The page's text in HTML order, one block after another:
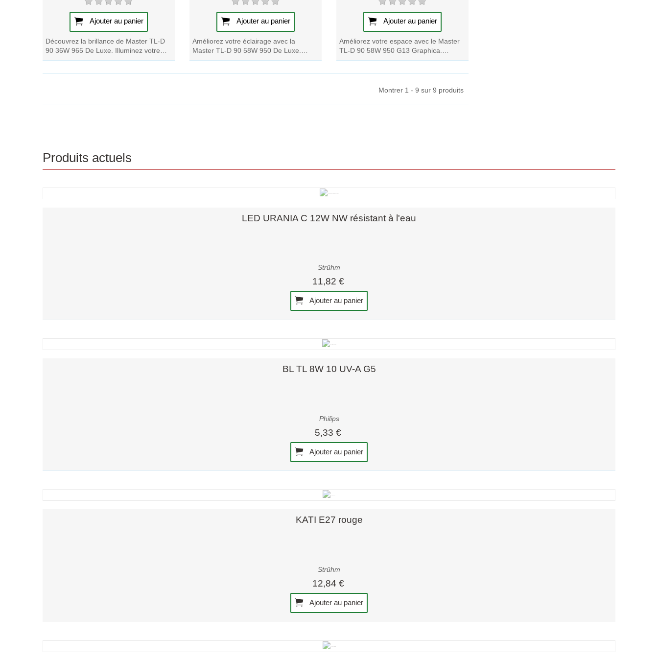
Ajouter au panier
Découvrez la brillance de Master TL-D
90 36W 965 De Luxe. Illuminez votre
espace avec ce tube fluorescent de
Ajouter au panier
Améliorez votre éclairage avec la
Master TL-D 90 58W 950 De Luxe.
Bénéficiez d'une luminosité et d'une
Ajouter au panier
Améliorez votre espace avec le Master
TL-D 90 58W 950 G13 Graphica.
Obtenez des effets de lumière
Montrer 1 - 9 sur 9 produits
Produits actuels
LED URANIA C 12W NW résistant à l'eau
Strühm
11,82 €
Ajouter au panier
BL TL 8W 10 UV-A G5
Philips
5,33 €
Ajouter au panier
KATI E27 rouge
Strühm
12,84 €
Ajouter au panier